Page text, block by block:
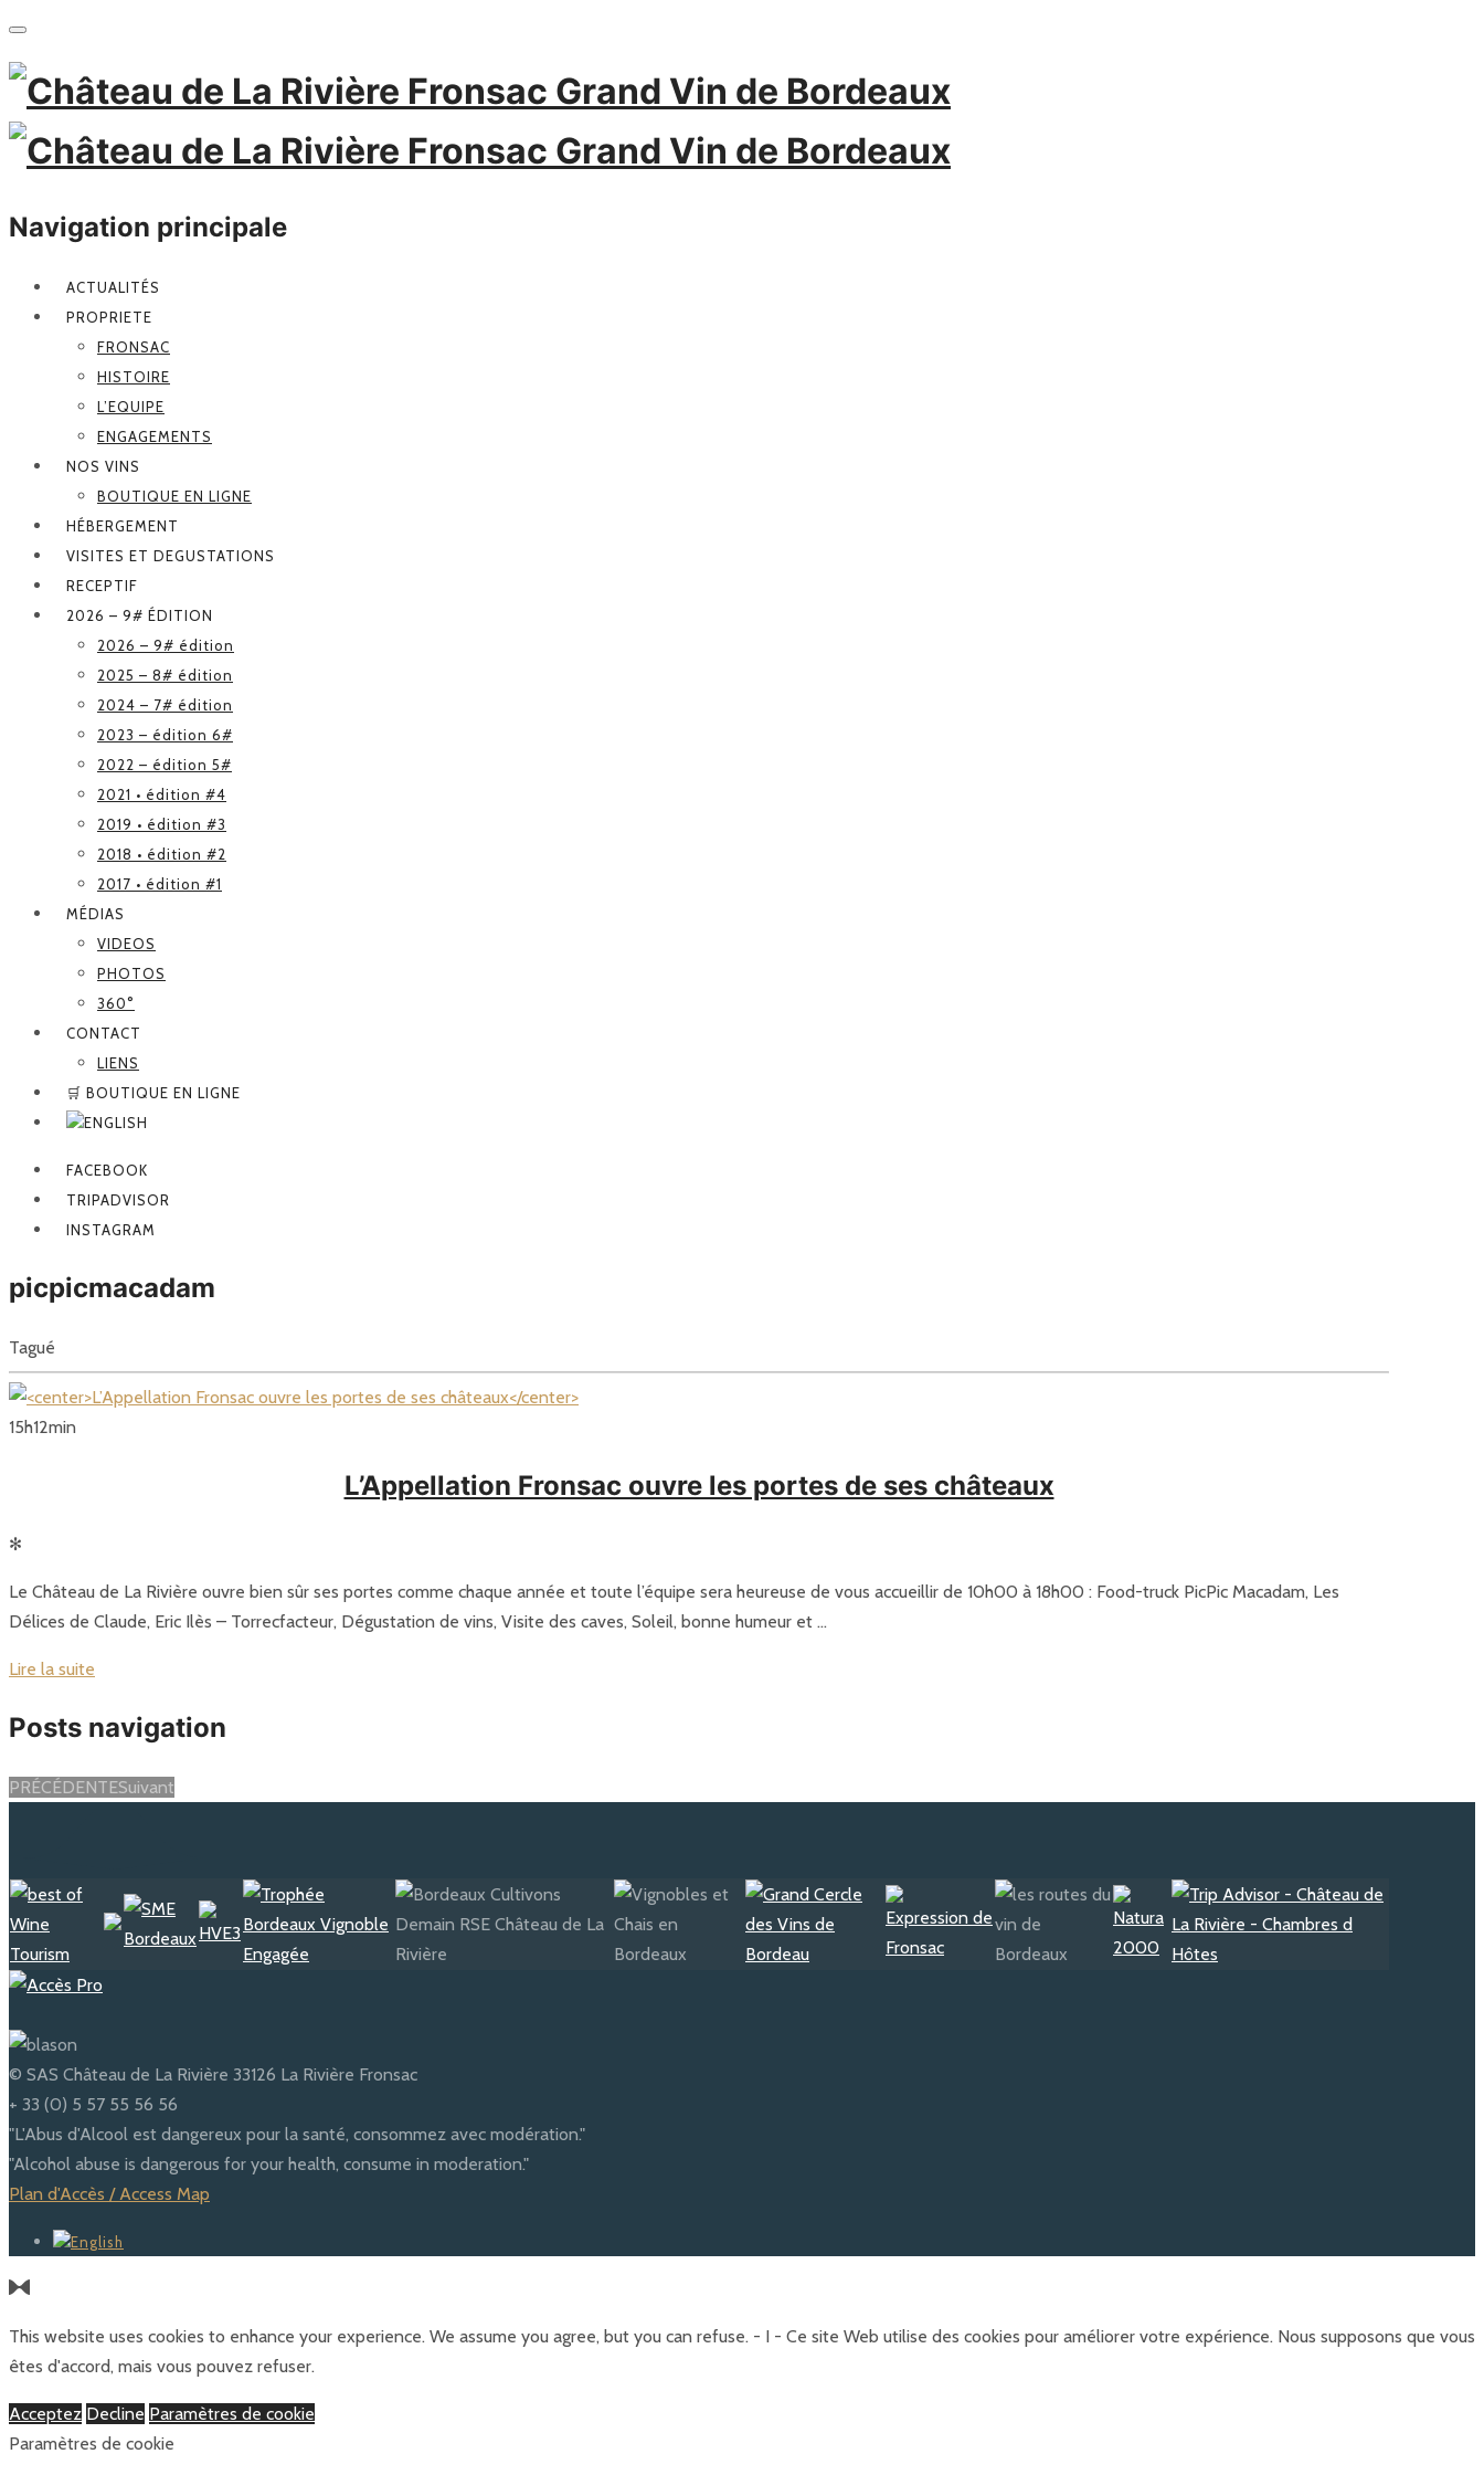
Navigation principale
ACTUALITÉS
PROPRIETE
FRONSAC
HISTOIRE
L’EQUIPE
ENGAGEMENTS
NOS VINS
BOUTIQUE EN LIGNE
HÉBERGEMENT
VISITES ET DEGUSTATIONS
RECEPTIF
2026 – 9# ÉDITION
2026 – 9# édition
2025 – 8# édition
2024 – 7# édition
2023 – édition 6#
2022 – édition 5#
2021 • édition #4
2019 • édition #3
2018 • édition #2
2017 • édition #1
MÉDIAS
VIDEOS
PHOTOS
360°
CONTACT
LIENS
🛒 BOUTIQUE EN LIGNE
FACEBOOK
TRIPADVISOR
INSTAGRAM
picpicmacadam
Tagué
15h12min
L’Appellation Fronsac ouvre les portes de ses châteaux
✻
Le Château de La Rivière ouvre bien sûr ses portes comme chaque année et toute l’équipe sera heureuse de vous accueillir de 10h00 à 18h00 : Food-truck PicPic Macadam, Les
Délices de Claude, Eric Ilès – Torrecfacteur, Dégustation de vins, Visite des caves, Soleil, bonne humeur et …
Lire la suite
Posts navigation
PRÉCÉDENTESuivant
© SAS Château de La Rivière 33126 La Rivière Fronsac
+ 33 (0) 5 57 55 56 56
"L'Abus d'Alcool est dangereux pour la santé, consommez avec modération."
"Alcohol abuse is dangerous for your health, consume in moderation."
Plan d'Accès / Access Map
This website uses cookies to enhance your experience. We assume you agree, but you can refuse. - I - Ce site Web utilise des cookies pour améliorer votre expérience. Nous supposons que vous
êtes d'accord, mais vous pouvez refuser.
Acceptez Decline Paramètres de cookie
Paramètres de cookie